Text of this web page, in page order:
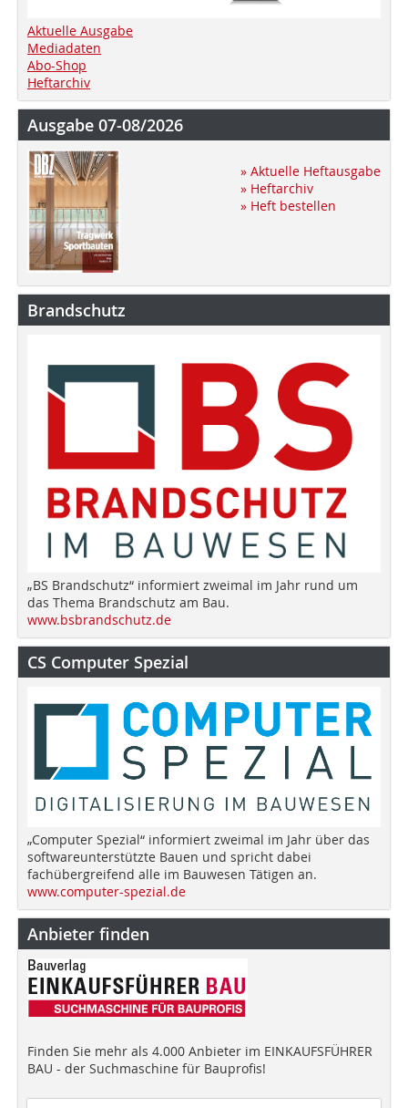
Aktuelle Ausgabe
Mediadaten
Abo-Shop
Heftarchiv
Ausgabe 07-08/2026
» Aktuelle Heftausgabe
» Heftarchiv
» Heft bestellen
Brandschutz
„BS Brandschutz“ informiert zweimal im Jahr rund um
das Thema Brandschutz am Bau.
www.bsbrandschutz.de
CS Computer Spezial
„Computer Spezial“ informiert zweimal im Jahr über das
softwareunterstützte Bauen und spricht dabei
fachübergreifend alle im Bauwesen Tätigen an.
www.computer-spezial.de
Anbieter finden
Finden Sie mehr als 4.000 Anbieter im EINKAUFSFÜHRER
BAU - der Suchmaschine für Bauprofis!